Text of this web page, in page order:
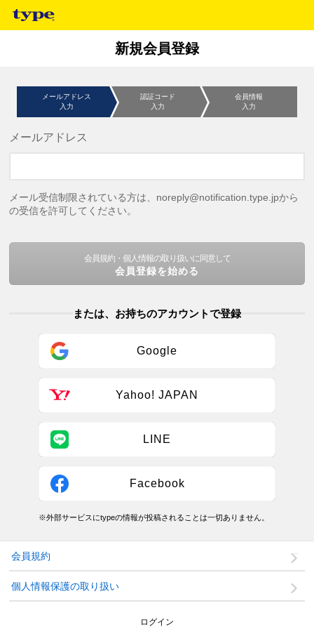
新規会員登録
メールアドレス
入力
認証コード
入力
会員情報
入力
メールアドレス
メール受信制限されている方は、noreply@notification.type.jpから
の受信を許可してください。
会員規約・個人情報の取り扱いに同意して
会員登録を始める
または、お持ちのアカウントで登録
Google
Yahoo! JAPAN
LINE
Facebook
※外部サービスにtypeの情報が投稿されることは一切ありません。
会員規約
個人情報保護の取り扱い
ログイン